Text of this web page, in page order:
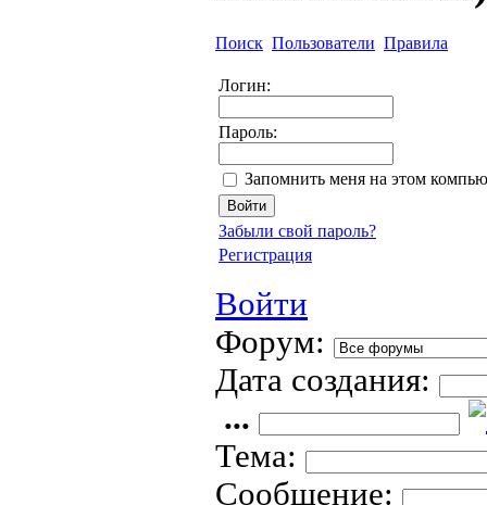
Поиск Пользователи Правила
Логин:
Пароль:
Запомнить меня на этом
Забыли свой пароль?
Регистрация
Войти
Форум:
Дата создания:
...
Тема:
Сообщение: